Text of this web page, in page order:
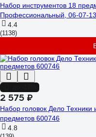
Набор инструментов 18
Профессиональный, 06-07-13
4.4
(1138)
2 575 ₽
Набор головок Дело
предметов 600746
4.8